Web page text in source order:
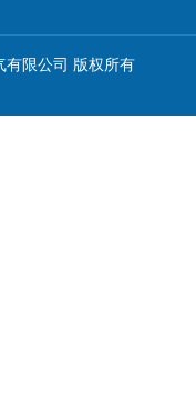
限公司 版权所有